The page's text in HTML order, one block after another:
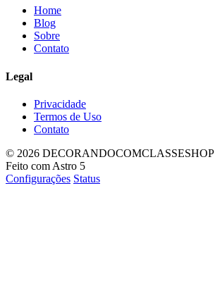
Home
Blog
Sobre
Contato
Legal
Privacidade
Termos de Uso
Contato
© 2026 DECORANDOCOMCLASSESHOP
Feito com Astro 5
Configurações Status